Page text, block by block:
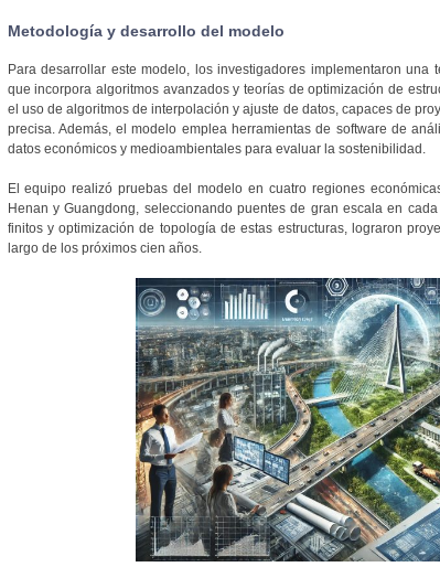
Metodología y desarrollo del modelo
Para desarrollar este modelo, los investigadores implementaron
que incorpora algoritmos avanzados y teorías de optimización de
el uso de algoritmos de interpolación y ajuste de datos, capaces de
precisa. Además, el modelo emplea herramientas de software de
datos económicos y medioambientales para evaluar la sostenibilidad.
El equipo realizó pruebas del modelo en cuatro regiones
Henan y Guangdong, seleccionando puentes de gran escala en
finitos y optimización de topología de estas estructuras, lograron
largo de los próximos cien años.